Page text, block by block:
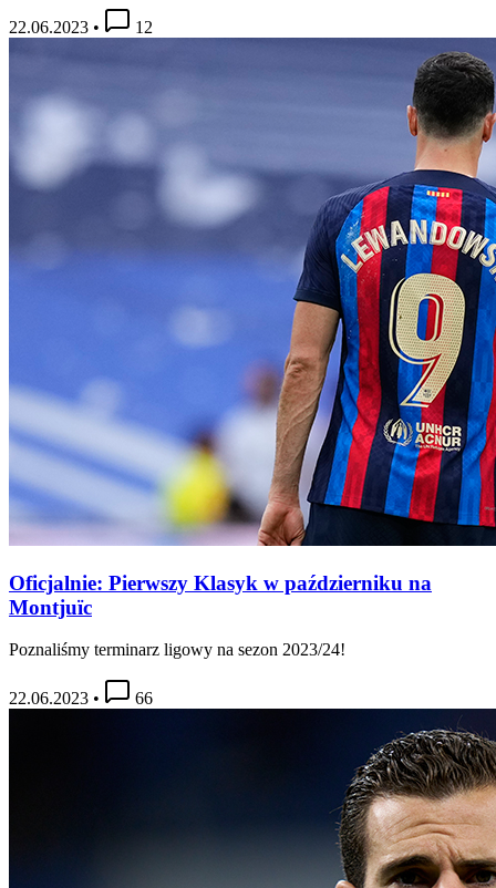
22.06.2023 • 12
Oficjalnie: Pierwszy Klasyk w październiku na
Montjuïc
Poznaliśmy terminarz ligowy na sezon 2023/24!
22.06.2023 • 66